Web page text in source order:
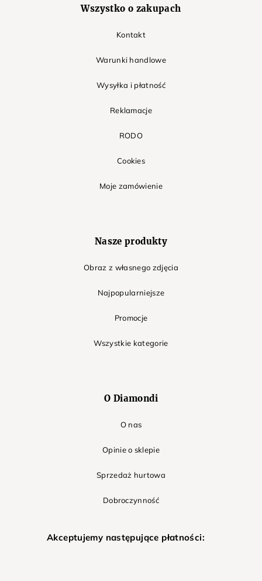
Wszystko o zakupach
Kontakt
Warunki handlowe
Wysyłka i płatność
Reklamacje
RODO
Cookies
Moje zamówienie
Nasze produkty
Obraz z własnego zdjęcia
Najpopularniejsze
Promocje
Wszystkie kategorie
O Diamondi
O nas
Opinie o sklepie
Sprzedaż hurtowa
Dobroczynność
Akceptujemy następujące płatności: